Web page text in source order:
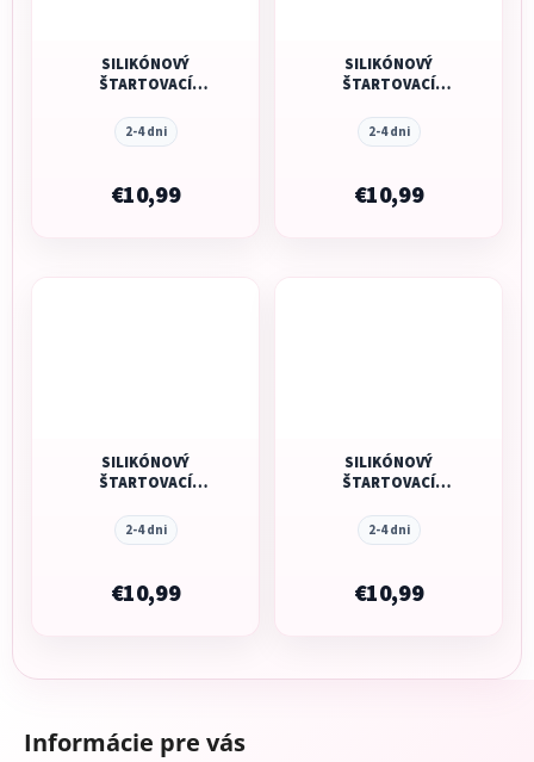
SILIKÓNOVÝ
ŠTARTOVACÍ
BLUSH
2-4 dni
€10,99
SILIKÓNOVÝ
ŠTARTOVACÍ
CAMBRIDGE BLUE
2-4 dni
€10,99
SILIKÓNOVÝ
ŠTARTOVACÍ
SOFT LILAC
2-4 dni
€10,99
SILIKÓNOVÝ
ŠTARTOVACÍ
TRADEWINDS
2-4 dni
€10,99
Informácie pre vás